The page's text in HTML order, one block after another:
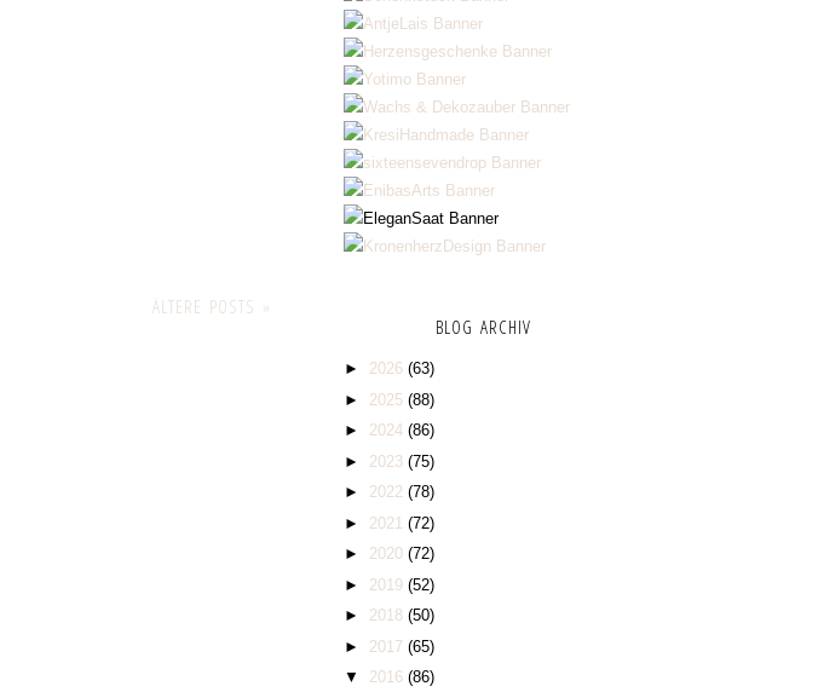
ÄLTERE POSTS »
BLOG ARCHIV
► 2026 (63)
► 2025 (88)
► 2024 (86)
► 2023 (75)
► 2022 (78)
► 2021 (72)
► 2020 (72)
► 2019 (52)
► 2018 (50)
► 2017 (65)
▼ 2016 (86)